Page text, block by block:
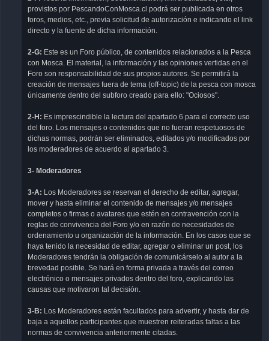
provistos por PescandoConMosca.cl podrá ser publicada en otros
foros, medios, etc., previa solicitud de autorización e indicando el link
directo y la fuente de dicha información.
2-G: Este es un Foro público, de contenidos relacionados a la Pesca
con Mosca. El material, la información y las opiniones vertidas en el
Foro son responsabilidad de sus propios autores. Se permitirá la
creación de mensajes fuera de tema (off-topic) de la pesca con mosca
únicamente dentro del subforo creado para ello: "Ociosos".
2-H: Es imprescindible la lectura del apartado 6 para el correcto uso
del foro. Los mensajes o contenidos que no fueran respetuosos de
dichas normas, podrán ser eliminados, editados y/o modificados por
los moderadores de acuerdo al apartado 3.
3- Moderadores
3-A: Los Moderadores se reservan el derecho de editar, agregar,
mover y hasta eliminar el contenido de mensajes y/o mensajes
completos o firmas o avatares que estén en contravención con la
reglas de convivencia del Foro y/o en razón de necesidades de
ordenamiento u organización de la información. En los casos que se
haya tenido la necesidad de editar, agregar o eliminar un post, los
Moderadores tendrán la obligación de comunicárselo al autor a la
brevedad posible. Se hará en forma privada a través del correo
electrónico o mensajes privados dentro del foro, explicando las
causas que motivaron tal decisión.
3-B: Los Moderadores están facultados para advertir, y hasta dar de
baja a aquellos participantes que muestren reiteradas faltas a las
normas de convivencia anteriormente citadas.